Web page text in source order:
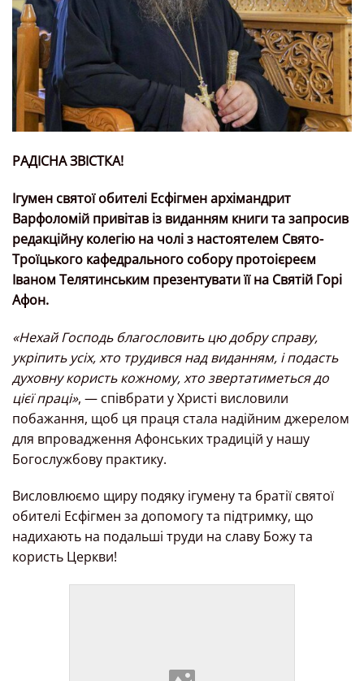
РАДІСНА ЗВІСТКА!
Ігумен святої обителі Есфігмен архімандрит
Варфоломій привітав із виданням книги та запросив
редакційну колегію на чолі з настоятелем Свято-
Троїцького кафедрального собору протоієреєм
Іваном Телятинським презентувати її на Святій Горі
Афон.
«Нехай Господь благословить цю добру справу,
укріпить усіх, хто трудився над виданням, і подасть
духовну користь кожному, хто звертатиметься до
цієї праці», — співбрати у Христі висловили
побажання, щоб ця праця стала надійним джерелом
для впровадження Афонських традицій у нашу
Богослужбову практику.
Висловлюємо щиру подяку ігумену та братії святої
обителі Есфігмен за допомогу та підтримку, що
надихають на подальші труди на славу Божу та
користь Церкви!